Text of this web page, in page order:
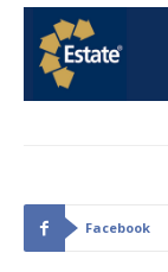
Facebook